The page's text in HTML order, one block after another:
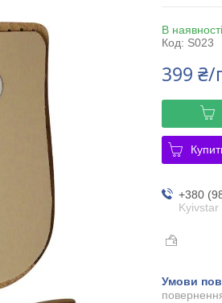
В наявності
Код: S023
399 ₴/
+380
Kyivstar